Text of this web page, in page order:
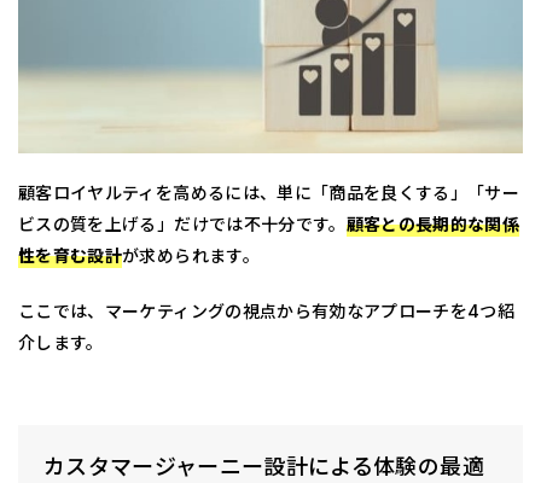
顧客ロイヤルティを高めるには、単に「商品を良くする」「サー
ビスの質を上げる」だけでは不十分です。 顧客との長期的な関係
性を育む設計が求められます。
ここでは、マーケティングの視点から有効なアプローチを4つ紹
介します。
カスタマージャーニー設計による体験の最適